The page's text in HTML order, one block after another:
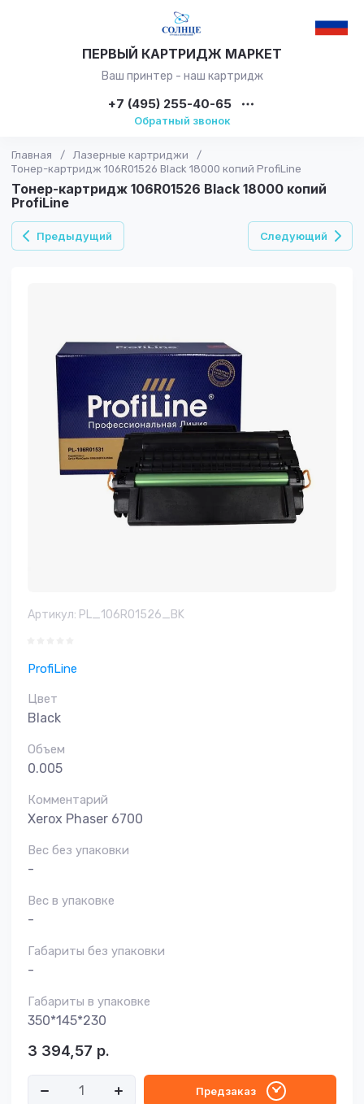
ПЕРВЫЙ КАРТРИДЖ МАРКЕТ
Ваш принтер - наш картридж
+7 (495) 255-40-65
Обратный звонок
Главная / Лазерные картриджи
/
Тонер-картридж 106R01526 Black 18000 копий ProfiLine
Тонер-картридж 106R01526 Black 18000 копий
ProfiLine
Предыдущий Следующий
Артикул: PL_106R01526_BK
ProfiLine
Цвет
Black
Объем
0.005
Комментарий
Xerox Phaser 6700
Вес без упаковки
-
Вес в упаковке
-
Габариты без упаковки
-
Габариты в упаковке
350*145*230
3 394,57 р.
Предзаказ